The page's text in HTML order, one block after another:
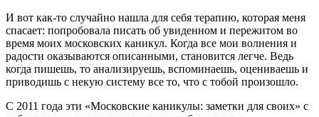
И вот как-то случайно нашла для себя терапию, которая меня
спасает: попробовала писать об увиденном и пережитом во
время моих московских каникул. Когда все мои волнения и
радости оказываются описанными, становится легче. Ведь
когда пишешь, то анализируешь, вспоминаешь, оцениваешь и
приводишь с некую систему все то, что с тобой произошло.
С 2011 года эти «Московскиe каникулы: заметки для своих» с